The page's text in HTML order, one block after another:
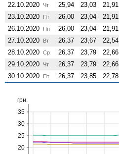
22.10.2020
Чт 25,94 23,03 21,91
23.10.2020
Пт 26,00 23,04 21,91
26.10.2020
Пн 26,00 23,04 21,91
27.10.2020
Вт 26,37 23,67 22,54
28.10.2020 Ср 26,37 23,79 22,66
29.10.2020
Чт 26,37 23,79 22,66
30.10.2020
Пт 26,37 23,85 22,78